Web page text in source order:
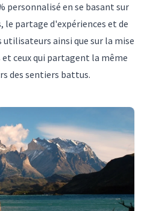
personnalisé en se basant sur
partage d'expériences et de
ainsi que sur la mise
ceux qui partagent la même
des sentiers battus.